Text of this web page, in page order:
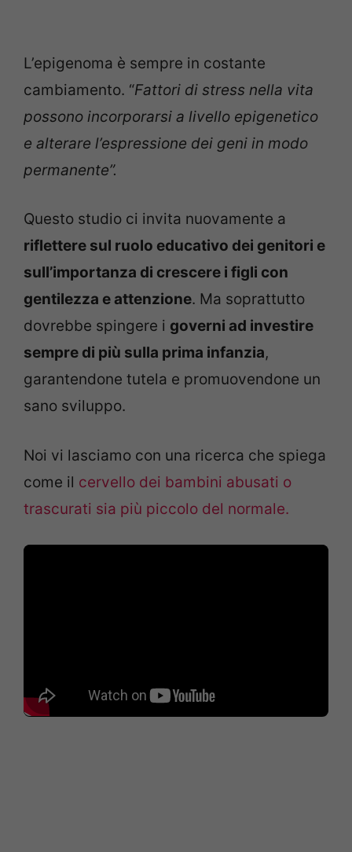
L’epigenoma è sempre in costante
cambiamento. “Fattori di stress nella vita
possono incorporarsi a livello epigenetico
e alterare l’espressione dei geni in modo
permanente”.
Questo studio ci invita nuovamente a
riflettere sul ruolo educativo dei genitori e
sull’importanza di crescere i figli con
gentilezza e attenzione. Ma soprattutto
dovrebbe spingere i governi ad investire
sempre di più sulla prima infanzia,
garantendone tutela e promuovendone un
sano sviluppo.
Noi vi lasciamo con una ricerca che spiega
come il cervello dei bambini abusati o
trascurati sia più piccolo del normale.